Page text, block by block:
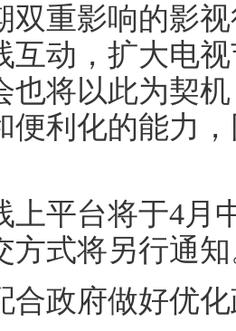
双重影响的影
互动，扩大电
也将以此为契
便利化的能力
平台将于4月
方式将另行通
政府做好优化